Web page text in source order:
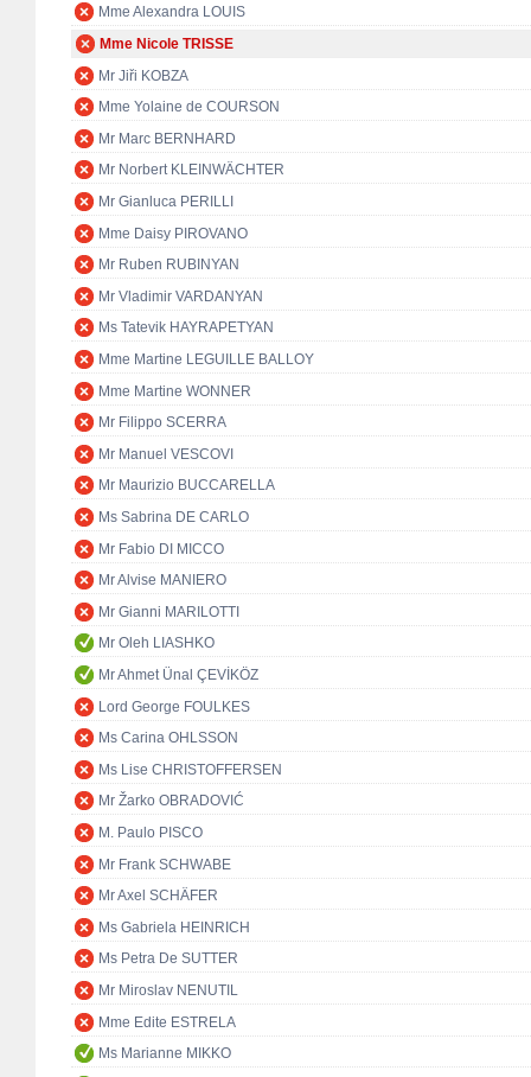
Mme Alexandra LOUIS
Mme Nicole TRISSE
Mr Jiři KOBZA
Mme Yolaine de COURSON
Mr Marc BERNHARD
Mr Norbert KLEINWÄCHTER
Mr Gianluca PERILLI
Mme Daisy PIROVANO
Mr Ruben RUBINYAN
Mr Vladimir VARDANYAN
Ms Tatevik HAYRAPETYAN
Mme Martine LEGUILLE BALLOY
Mme Martine WONNER
Mr Filippo SCERRA
Mr Manuel VESCOVI
Mr Maurizio BUCCARELLA
Ms Sabrina DE CARLO
Mr Fabio DI MICCO
Mr Alvise MANIERO
Mr Gianni MARILOTTI
Mr Oleh LIASHKO
Mr Ahmet Ünal ÇEVİKÖZ
Lord George FOULKES
Ms Carina OHLSSON
Ms Lise CHRISTOFFERSEN
Mr Žarko OBRADOVIĆ
M. Paulo PISCO
Mr Frank SCHWABE
Mr Axel SCHÄFER
Ms Gabriela HEINRICH
Ms Petra De SUTTER
Mr Miroslav NENUTIL
Mme Edite ESTRELA
Ms Marianne MIKKO